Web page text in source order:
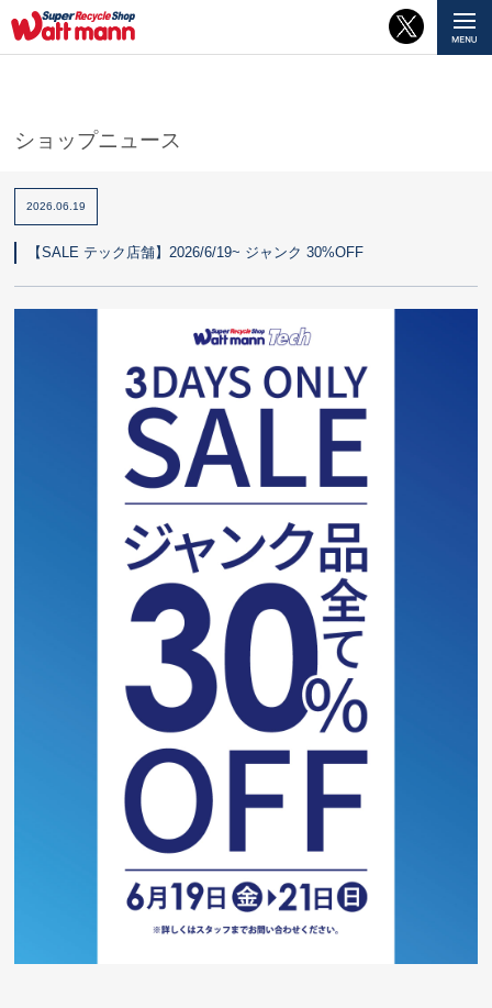
ショップニュース
2026.06.19
【SALE テック店舗】2026/6/19~ ジャンク 30%OFF